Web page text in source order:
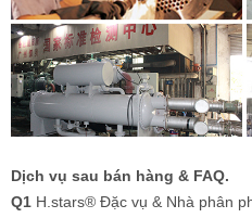
Dịch vụ sau bán hàng & FAQ.
Q1 H.stars® Đặc vụ & Nhà phân